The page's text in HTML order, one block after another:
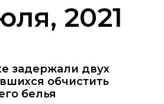
2021
задержали двух
обчистить
белья